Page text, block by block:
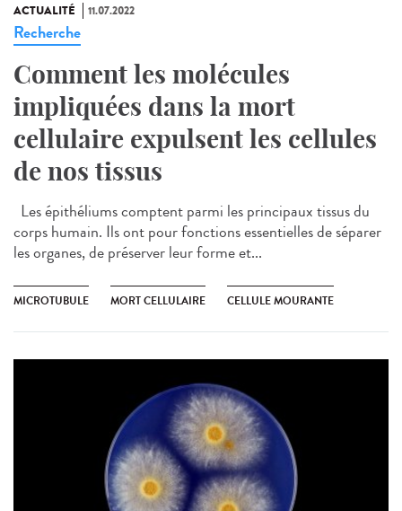
ACTUALITÉ 11.07.2022
Recherche
Comment les molécules
impliquées dans la mort
cellulaire expulsent les cellules
de nos tissus
Les épithéliums comptent parmi les principaux tissus du
corps humain. Ils ont pour fonctions essentielles de séparer
les organes, de préserver leur forme et...
MICROTUBULE MORT CELLULAIRE CELLULE MOURANTE